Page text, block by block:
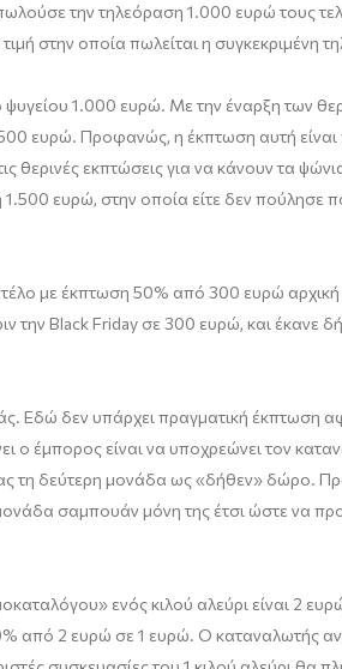
την τηλεόραση 1.000 ευρώ τους
στην οποία πωλείται η συγκεκριμένη
1.000 ευρώ. Με την έναρξη των
ευρώ. Προφανώς, η έκπτωση αυτή
εκπτώσεις για να κάνουν τα
ευρώ, στην οποία είτε δεν πούλησε
με έκπτωση 50% από 300 ευρώ αρχική
την Black Friday σε 300 ευρώ, και έκανε
Εδώ δεν υπάρχει πραγματική έκπτωση
έμπορος είναι να υποχρεώνει τον
τη δεύτερη μονάδα ως «δήθεν» δώρο.
σαμπουάν μόνη της έτσι ώστε να
ενός κιλού αλεύρι είναι 2
από 2 ευρώ σε 1 ευρώ. Ο καταναλωτής